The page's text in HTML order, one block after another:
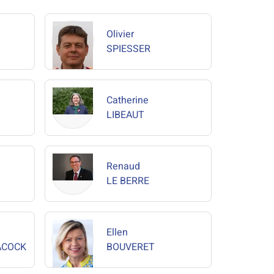
Olivier
SPIESSER
Catherine
LIBEAUT
Renaud
LE BERRE
Ellen
BOUVERET